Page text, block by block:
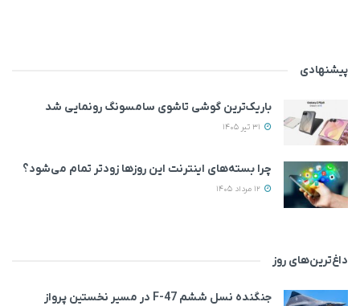
پیشنهادی
باریک‌ترین گوشی تاشوی سامسونگ رونمایی شد
چرا بسته‌های اینترنت این روزها زودتر تمام می‌شود؟
داغ‌ترین‌های روز
جنگنده نسل ششم F-47 در مسیر نخستین پرواز